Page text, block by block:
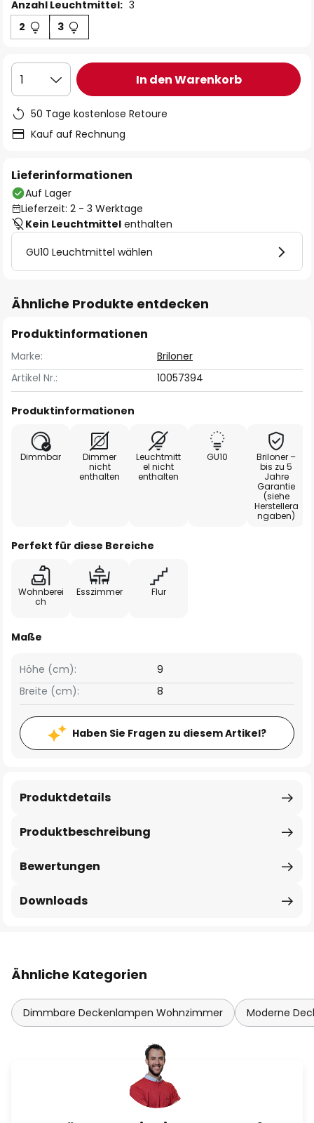
Anzahl Leuchtmittel: 3
2
3
1 In den Warenkorb
50 Tage kostenlose Retoure
Kauf auf Rechnung
Lieferinformationen
Auf Lager
Lieferzeit: 2 - 3 Werktage
Kein Leuchtmittel enthalten
GU10 Leuchtmittel wählen
Ähnliche Produkte entdecken
Produktinformationen
Marke:
Briloner
Artikel Nr.:
10057394
Produktinformationen
Dimmbar
Dimmer
nicht
enthalten
Leuchtmitt
el nicht
enthalten
GU10
Briloner –
bis zu 5
Jahre
Garantie
(siehe
Herstellera
ngaben)
Perfekt für diese Bereiche
Wohnberei
ch
Esszimmer Flur
Maße
Breite (cm): 8
Höhe (cm): 9
Haben Sie Fragen zu diesem Artikel?
Produktbeschreibung
Produktdetails
Bewertungen
Downloads
Ähnliche Kategorien
Dimmbare Deckenlampen Wohnzimmer Moderne